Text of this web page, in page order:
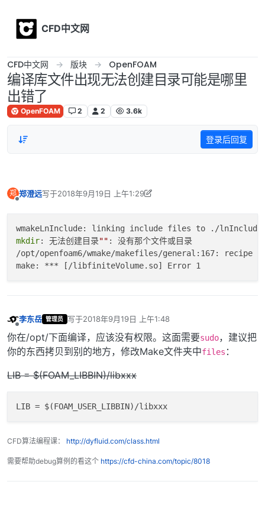
CFD中文网
CFD中文网 版块 OpenFOAM
编译库文件出现无法创建目录可能是哪里
出错了
OpenFOAM 2 2 3.6k
登录后回复
郑 郑澄远写于2018年9月19日 上午1:29
最后由 李东岳 编辑 2018年9月19日 上午9:46
mkdir: 无法创建目录"" : 没有那个文件或目录
/opt/openfoam6/wmake/makefiles/general:167: recipe
李东岳 管理员 写于2018年9月19日 上午1:48
最后由 编辑
你在/opt/下面编译，应该没有权限。这面需要sudo，建议把
你的东西拷贝到别的地方，修改Make文件夹中files ：
LIB = $(FOAM_LIBBIN)/libxxx
LIB
CFD算法编程课： http://dyfluid.com/class.html
需要帮助debug算例的看这个 https://cfd-china.com/topic/8018